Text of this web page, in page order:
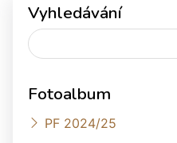
Vyhledávání
Fotoalbum
PF 2024/25